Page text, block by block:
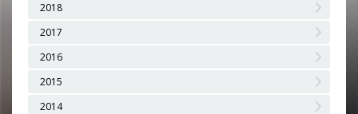
2018
2017
2016
2015
2014